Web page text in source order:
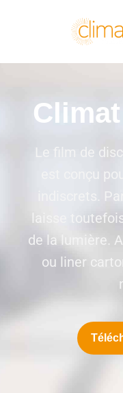
Le film de
est conçu
indiscrets.
laisse
de la lumière.
ou liner